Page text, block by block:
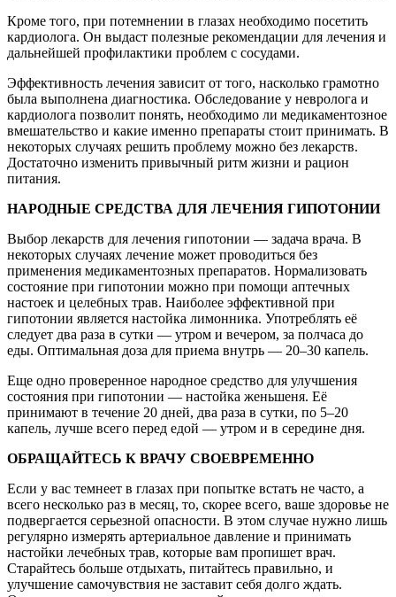
Кроме того, при потемнении в глазах необходимо посетить
кардиолога. Он выдаст полезные рекомендации для лечения и
дальнейшей профилактики проблем с сосудами.
Эффективность лечения зависит от того, насколько грамотно
была выполнена диагностика. Обследование у невролога и
кардиолога позволит понять, необходимо ли медикаментозное
вмешательство и какие именно препараты стоит принимать. В
некоторых случаях решить проблему можно без лекарств.
Достаточно изменить привычный ритм жизни и рацион
питания.
НАРОДНЫЕ СРЕДСТВА ДЛЯ ЛЕЧЕНИЯ ГИПОТОНИИ
Выбор лекарств для лечения гипотонии — задача врача. В
некоторых случаях лечение может проводиться без
применения медикаментозных препаратов. Нормализовать
состояние при гипотонии можно при помощи аптечных
настоек и целебных трав. Наиболее эффективной при
гипотонии является настойка лимонника. Употреблять её
следует два раза в сутки — утром и вечером, за полчаса до
еды. Оптимальная доза для приема внутрь — 20–30 капель.
Еще одно проверенное народное средство для улучшения
состояния при гипотонии — настойка женьшеня. Её
принимают в течение 20 дней, два раза в сутки, по 5–20
капель, лучше всего перед едой — утром и в середине дня.
ОБРАЩАЙТЕСЬ К ВРАЧУ СВОЕВРЕМЕННО
Если у вас темнеет в глазах при попытке встать не часто, а
всего несколько раз в месяц, то, скорее всего, ваше здоровье не
подвергается серьезной опасности. В этом случае нужно лишь
регулярно измерять артериальное давление и принимать
настойки лечебных трав, которые вам пропишет врач.
Старайтесь больше отдыхать, питайтесь правильно, и
улучшение самочувствия не заставит себя долго ждать.